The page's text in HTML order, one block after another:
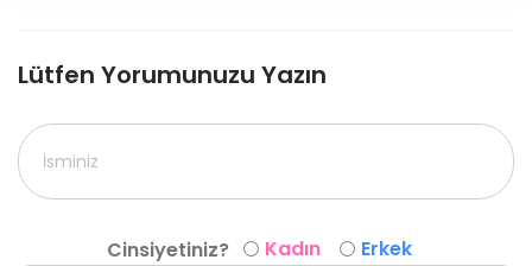
Lütfen Yorumunuzu Yazın
Cinsiyetiniz? Kadın Erkek